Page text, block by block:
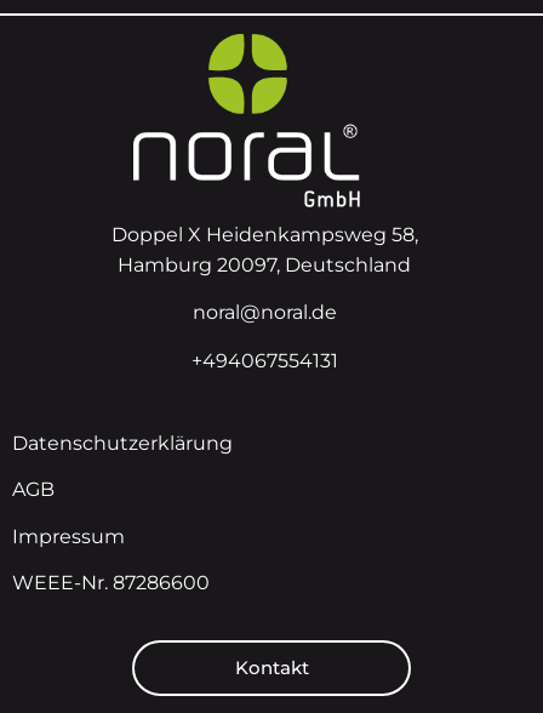
Doppel X Heidenkampsweg 58,
Hamburg 20097, Deutschland
noral@noral.de
+494067554131
Datenschutzerklärung
AGB
Impressum
WEEE-Nr. 87286600
Kontakt